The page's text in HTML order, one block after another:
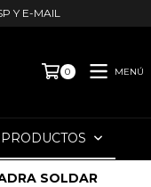
Y E-MAIL
0 MENÚ
PRODUCTOS
SOLDAR